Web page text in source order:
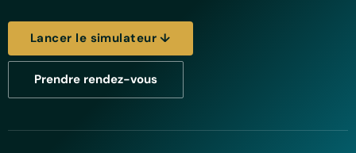
Lancer le simulateur ↓
Prendre rendez-vous